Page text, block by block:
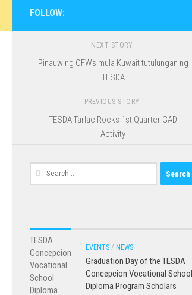
FOLLOW:
NEXT STORY
Pinauwing OFWs mula Kuwait tutulungan ng
TESDA
PREVIOUS STORY
TESDA Tarlac Rocks 1st Quarter GAD
Activity
Search
for:
EVENTS / NEWS
Graduation Day of the TESDA
Concepcion Vocational School
Diploma Program Scholars